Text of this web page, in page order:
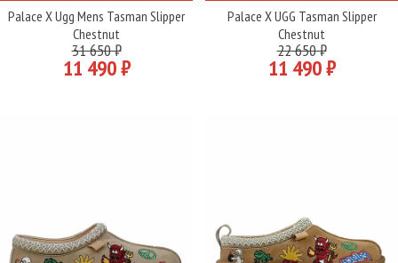
Palace X Ugg Mens Tasman Slipper
Chestnut
31 650 ₽
11 490 ₽
Palace X UGG Tasman Slipper
Chestnut
22 650 ₽
11 490 ₽